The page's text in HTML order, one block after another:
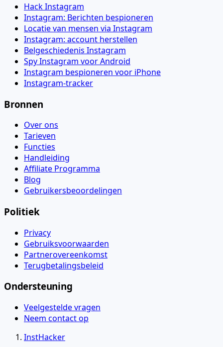
Hack Instagram
Instagram: Berichten bespioneren
Locatie van mensen via Instagram
Instagram: account herstellen
Belgeschiedenis Instagram
Spy Instagram voor Android
Instagram bespioneren voor iPhone
Instagram-tracker
Bronnen
Over ons
Tarieven
Functies
Handleiding
Affiliate Programma
Blog
Gebruikersbeoordelingen
Politiek
Privacy
Gebruiksvoorwaarden
Partnerovereenkomst
Terugbetalingsbeleid
Ondersteuning
Veelgestelde vragen
Neem contact op
InstHacker